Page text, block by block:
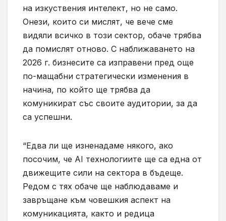
на изкуствения интелект, но не само.
Онези, които си мислят, че вече сме
видяли всичко в този сектор, обаче трябва
да помислят отново. С наближаването на
2026 г. бизнесите са изправени пред още
по-мащабни стратегически изменения в
начина, по който ще трябва да
комуникират със своите аудитории, за да
са успешни.
“Едва ли ще изненадаме някого, ако
посочим, че AI технологиите ще са една от
движещите сили на сектора в бъдеще.
Редом с тях обаче ще наблюдаваме и
завръщане към човешкия аспект на
комуникацията, както и редица